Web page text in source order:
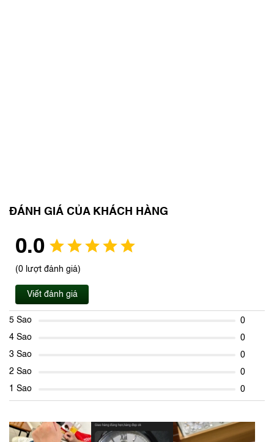
ĐÁNH GIÁ CỦA KHÁCH HÀNG
0.0
(0 lượt đánh giá)
Viết đánh giá
5 Sao
0
4 Sao
0
3 Sao
0
2 Sao
0
1 Sao
0